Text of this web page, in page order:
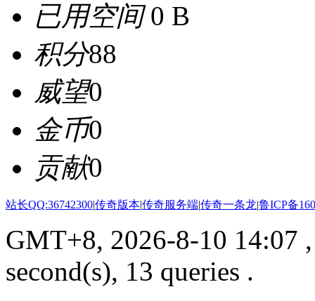
已用空间0 B
积分88
威望0
金币0
贡献0
站长QQ:36742300|传奇版本|传奇服务端|传奇一条龙|鲁ICP备
GMT+8, 2026-8-10 14:07
second(s), 13 queries .